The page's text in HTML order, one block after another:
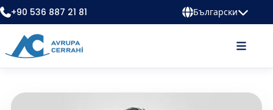
+90 536 887 21 81 Български